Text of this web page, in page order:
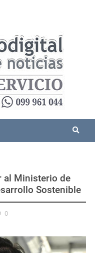
al Ministerio de
Sostenible
0